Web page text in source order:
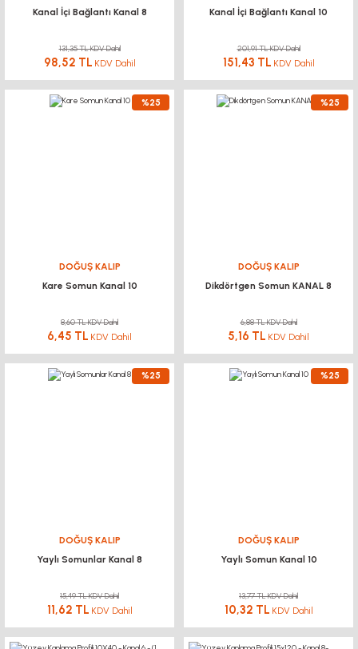
Kanal İçi Bağlantı Kanal 8
131,35 TL KDV Dahil
98,52 TL KDV Dahil
Kanal İçi Bağlantı Kanal 10
201,91 TL KDV Dahil
151,43 TL KDV Dahil
%25
DOĞUŞ KALIP
Kare Somun Kanal 10
8,60 TL KDV Dahil
6,45 TL KDV Dahil
%25
DOĞUŞ KALIP
Dikdörtgen Somun KANAL 8
6,88 TL KDV Dahil
5,16 TL KDV Dahil
%25
DOĞUŞ KALIP
Yaylı Somunlar Kanal 8
15,49 TL KDV Dahil
11,62 TL KDV Dahil
%25
DOĞUŞ KALIP
Yaylı Somun Kanal 10
13,77 TL KDV Dahil
10,32 TL KDV Dahil